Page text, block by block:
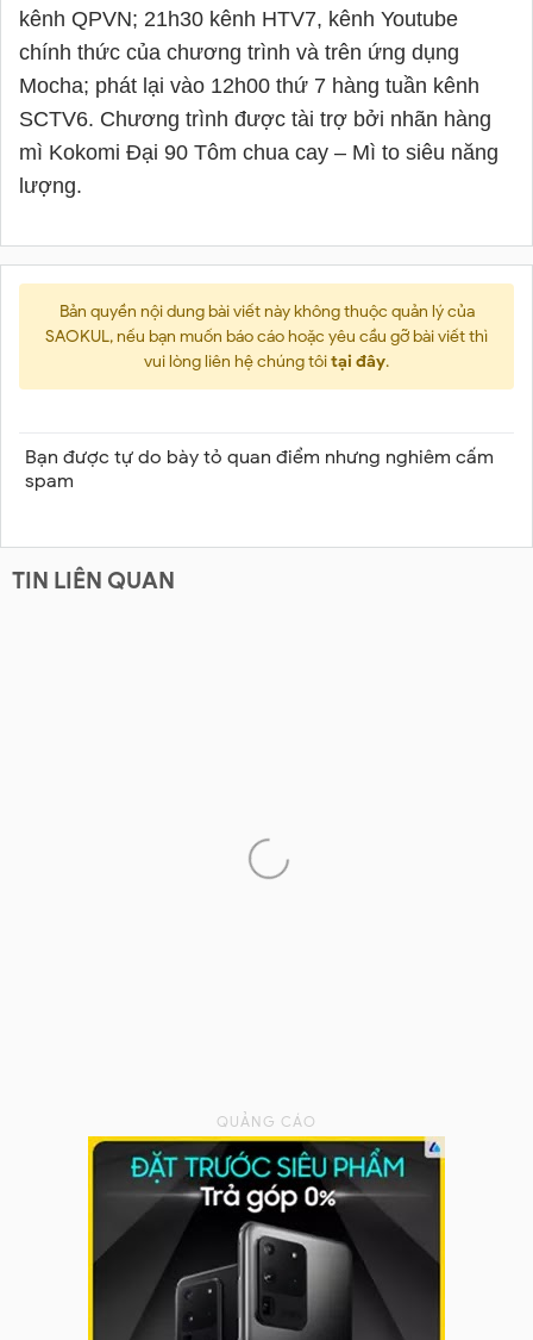
kênh QPVN; 21h30 kênh HTV7, kênh Youtube
chính thức của chương trình và trên ứng dụng
Mocha; phát lại vào 12h00 thứ 7 hàng tuần kênh
SCTV6. Chương trình được tài trợ bởi nhãn hàng
mì Kokomi Đại 90 Tôm chua cay – Mì to siêu năng
lượng.
Bản quyền nội dung bài viết này không thuộc quản lý của
SAOKUL, nếu bạn muốn báo cáo hoặc yêu cầu gỡ bài viết thì
vui lòng liên hệ chúng tôitại đây.
Bạn được tự do bày tỏ quan điểm nhưng nghiêm cấm
spam
TIN LIÊN QUAN